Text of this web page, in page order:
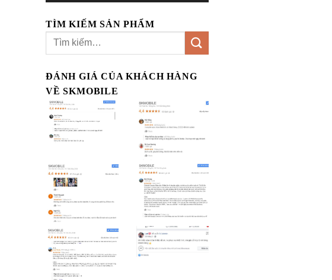
TÌM KIẾM SẢN PHẨM
Tìm
ĐÁNH GIÁ CỦA KHÁCH HÀNG
VỀ SKMOBILE